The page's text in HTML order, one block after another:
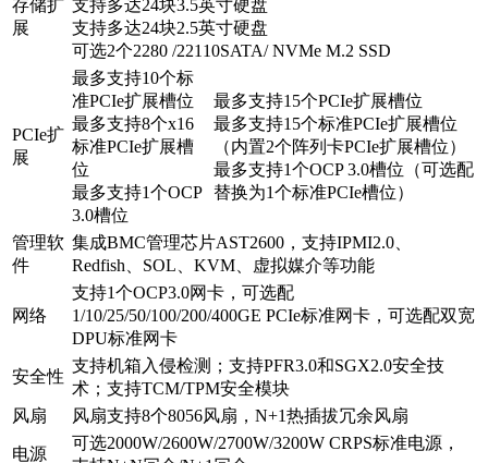
存储扩
展
支持多达24块3.5英寸硬盘
支持多达24块2.5英寸硬盘
可选2个2280 /22110SATA/ NVMe M.2 SSD
PCIe扩
展
最多支持10个标
准PCIe扩展槽位
最多支持8个x16
标准PCIe扩展槽
位
最多支持1个OCP
3.0槽位
最多支持15个PCIe扩展槽位
最多支持15个标准PCIe扩展槽位
（内置2个阵列卡PCIe扩展槽位）
最多支持1个OCP 3.0槽位（可选配
替换为1个标准PCIe槽位）
管理软
件
集成BMC管理芯片AST2600，支持IPMI2.0、
Redfish、SOL、KVM、虚拟媒介等功能
网络
支持1个OCP3.0网卡，可选配
1/10/25/50/100/200/400GE PCIe标准网卡，可选配双宽
DPU标准网卡
安全性
支持机箱入侵检测；支持PFR3.0和SGX2.0安全技
术；支持TCM/TPM安全模块
风扇
风扇支持8个8056风扇，N+1热插拔冗余风扇
电源
可选2000W/2600W/2700W/3200W CRPS标准电源，